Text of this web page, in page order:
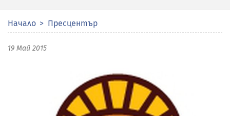
Начало Пресцентър
19 Май 2015